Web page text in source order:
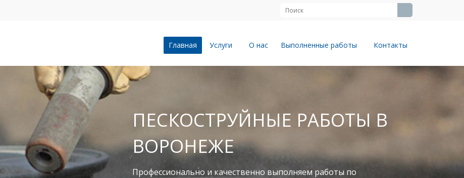
Главная Услуги О нас Выполненные работы Контакты
ПЕСКОСТРУЙНЫЕ РАБОТЫ В
ВОРОНЕЖЕ
Профессионально и качественно выполняем работы по